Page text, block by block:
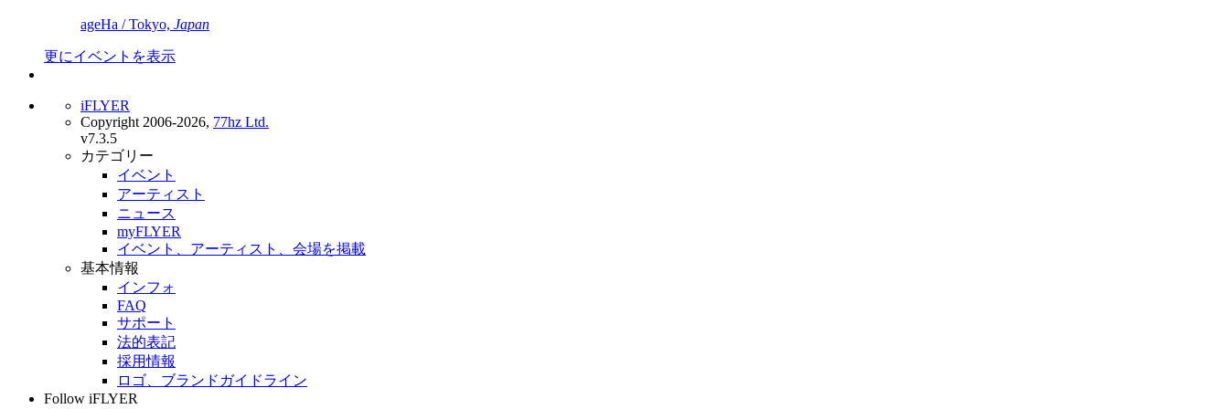
ageHa / Tokyo, Japan
更にイベントを表示
iFLYER
Copyright 2006-2026, 77hz Ltd.
v7.3.5
カテゴリー
イベント
アーティスト
ニュース
myFLYER
イベント、アーティスト、会場を掲載
基本情報
インフォ
FAQ
サポート
法的表記
採用情報
ロゴ、ブランドガイドライン
Follow iFLYER